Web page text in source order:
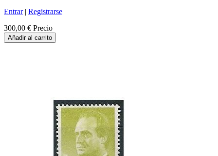
Entrar| Registrarse
300,00 € Precio
Añadir al carrito